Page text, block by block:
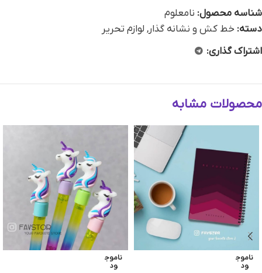
شناسه محصول: نامعلوم
دسته: خط کش و نشانه گذار, لوازم تحریر
اشتراک گذاری:
محصولات مشابه
ناموج
ود
ناموج
ود